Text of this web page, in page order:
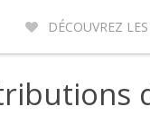
DÉCOUVREZ
ENTREPRENEURS